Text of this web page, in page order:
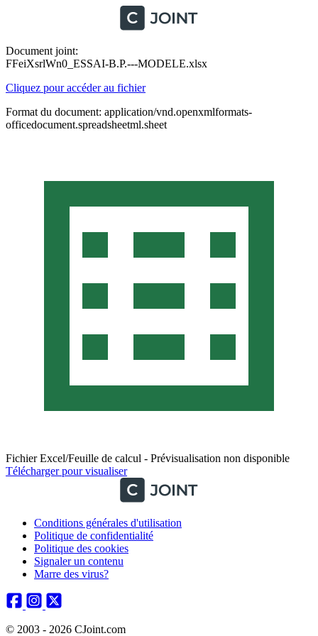
Document joint:
FFeiXsrlWn0_ESSAI-B.P.---MODELE.xlsx
Cliquez pour accéder au fichier
Format du document: application/vnd.openxmlformats-
officedocument.spreadsheetml.sheet
Fichier Excel/Feuille de calcul - Prévisualisation non disponible
Télécharger pour visualiser
Conditions générales d'utilisation
Politique de confidentialité
Politique des cookies
Signaler un contenu
Marre des virus?
© 2003 - 2026 CJoint.com